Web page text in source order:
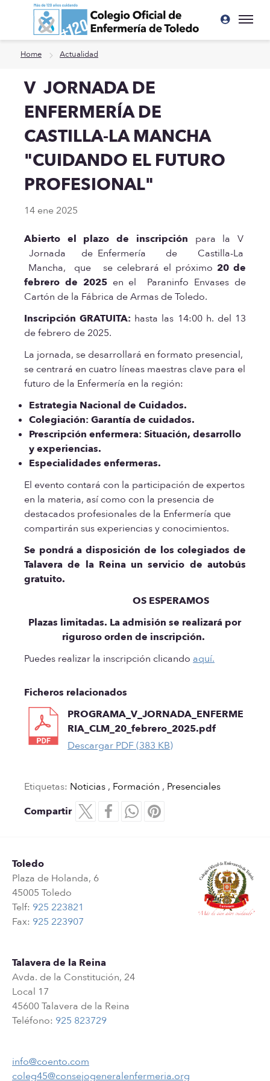
Ir a contenido principal
Home Actualidad
V JORNADA DE
ENFERMERÍA DE
CASTILLA-LA MANCHA
"CUIDANDO EL FUTURO
PROFESIONAL"
14 ene 2025
Abierto el plazo de inscripción para la V
Jornada de Enfermería de Castilla-La
Mancha, que se celebrará el próximo 20 de
febrero de 2025en el Paraninfo Envases de
Cartón de la Fábrica de Armas de Toledo.
Inscripción GRATUITA: hasta las 14:00 h. del 13
de febrero de 2025.
La jornada, se desarrollará en formato presencial,
se centrará en cuatro líneas maestras clave para el
futuro de la Enfermería en la región:
Estrategia Nacional de Cuidados.
Colegiación: Garantía de cuidados.
Prescripción enfermera: Situación, desarrollo
y experiencias.
Especialidades enfermeras.
El evento contará con la participación de expertos
en la materia, así como con la presencia de
destacados profesionales de la Enfermería que
compartirán sus experiencias y conocimientos.
Se pondrá a disposición de los colegiados de
Talavera de la Reina un servicio de autobús
gratuito.
OS ESPERAMOS
Plazas limitadas. La admisión se realizará por
riguroso orden de inscripción.
Puedes realizar la inscripción clicando aquí.
Ficheros relacionados
PROGRAMA_V_JORNADA_ENFERME
RIA_CLM_20_febrero_2025.pdf
Descargar PDF (383 KB)
Etiquetas: Noticias , Formación , Presenciales
Compartir
Toledo
Plaza de Holanda, 6
45005 Toledo
Telf: 925 223821
Fax: 925 223907
Talavera de la Reina
Avda. de la Constitución, 24
Local 17
45600 Talavera de la Reina
Teléfono: 925 823729
info@coento.com
coleg45@consejogeneralenfermeria.org